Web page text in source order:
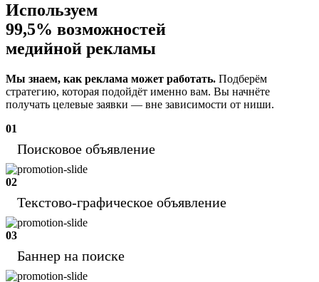
Используем
99,5% возможностей
медийной рекламы
Мы знаем, как реклама может работать. Подберём
стратегию, которая подойдёт именно вам. Вы начнёте
получать целевые заявки — вне зависимости от ниши.
01
Поисковое объявление
02
Текстово-графическое объявление
03
Баннер на поиске